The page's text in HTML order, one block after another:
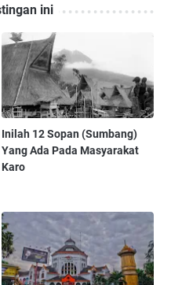
ini
Inilah 12 Sopan (Sumbang)
Yang Ada Pada Masyarakat
Karo